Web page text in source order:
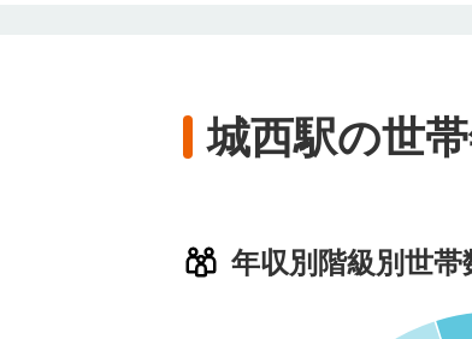
城西駅の世
年収別階級別世帯